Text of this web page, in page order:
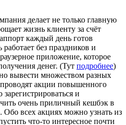
делает не только главную
жизнь клиенту за счёт
каждый день готов
без праздников и
приложение, которое
денег. (Тут подробнее)
вывести множеством разных
акции повышенного
и
очень приличный кешбэк в
Обо всех акциях можно узнать из
что-то интересное почти